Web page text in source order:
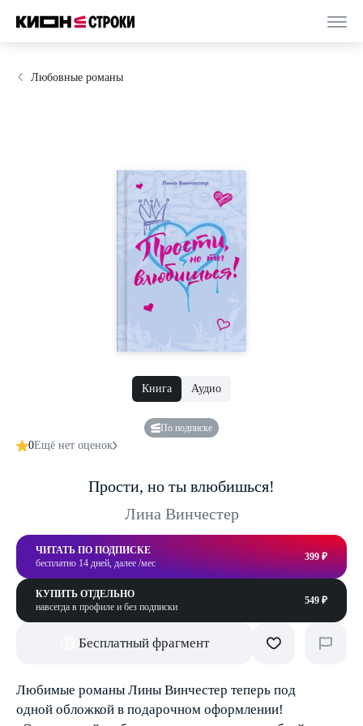
Любовные романы
Книга Аудио
По подписке
0Ещё нет оценок
Прости, но ты влюбишься!
Лина Винчестер
ЧИТАТЬ ПО ПОДПИСКЕ
бесплатно 14 дней, далее /мес
399 ₽
КУПИТЬ ОТДЕЛЬНО
навсегда в профиле и без подписки
549 ₽
Бесплатный фрагмент
Любимые романы Лины Винчестер теперь под
одной обложкой в подарочном оформлении!